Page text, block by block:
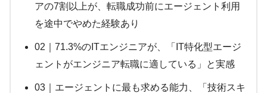
アの7割以上が、転職成功前にエージェント利用
を途中でやめた経験あり
02｜71.3%のITエンジニアが、「IT特化型エージ
ェントがエンジニア転職に適している」と実感
03｜エージェントに最も求める能力、「技術スキ